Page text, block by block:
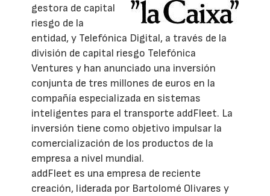
gestora de capital
riesgo de la
entidad, y Telefónica Digital, a través de la
división de capital riesgo Telefónica
Ventures y han anunciado una inversión
conjunta de tres millones de euros en la
compañía especializada en sistemas
inteligentes para el transporte addFleet. La
inversión tiene como objetivo impulsar la
comercialización de los productos de la
empresa a nivel mundial.
addFleet es una empresa de reciente
creación, liderada por Bartolomé Olivares y